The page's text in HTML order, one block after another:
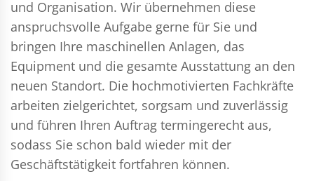
und Organisation. Wir übernehmen diese
anspruchsvolle Aufgabe gerne für Sie und
bringen Ihre maschinellen Anlagen, das
Equipment und die gesamte Ausstattung an den
neuen Standort. Die hochmotivierten Fachkräfte
arbeiten zielgerichtet, sorgsam und zuverlässig
und führen Ihren Auftrag termingerecht aus,
sodass Sie schon bald wieder mit der
Geschäftstätigkeit fortfahren können.